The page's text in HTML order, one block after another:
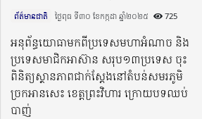
ព័ត៌មានជាតិ ថ្ងៃពុធ ទី៣០ ខែកក្កដា ឆ្នាំ២០២៥​ 725
អនុព័ន្ធយោធាមកពីប្រទេសមហាអំណាច និង
ប្រទេសមាជិកអាស៊ាន សរុប១៣ប្រទេស ចុះ
ពិនិត្យស្ថានភាពជាក់ស្តែងនៅតំបន់សមរភូមិ
ច្រកអានសេះ ខេត្តព្រះវិហារ ក្រោយបទឈប់
បាញ់